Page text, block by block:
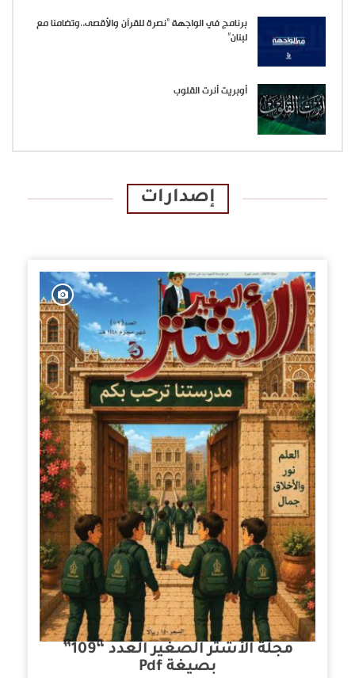
برنامج في الواجهة “نصرة للقرآن والأقصى..وتضامنا مع
لبنان”
أوبريت أنرت القلوب
إصدارات
مجلة الأشتر الصغير العدد “109”
بصيغة Pdf